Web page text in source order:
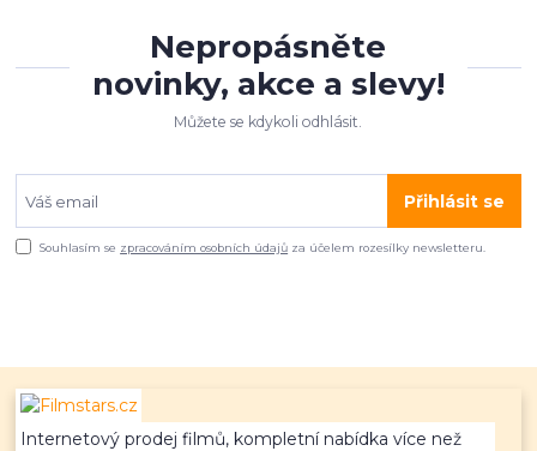
Nepropásněte
novinky, akce a slevy!
Můžete se kdykoli odhlásit.
Přihlásit se
Souhlasím se zpracováním osobních údajů za účelem rozesílky newsletteru.
Internetový prodej filmů, kompletní nabídka více než